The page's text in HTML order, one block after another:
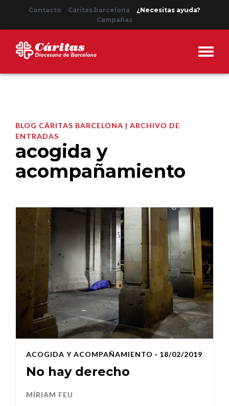
Contacto Caritas.barcelona
¿Necesitas ayuda?
Campañas
BLOG CÁRITAS BARCELONA | ARCHIVO DE
ENTRADAS
acogida y
acompañamiento
ACOGIDA Y ACOMPAÑAMIENTO · 18/02/2019
No hay derecho
MÍRIAM FEU